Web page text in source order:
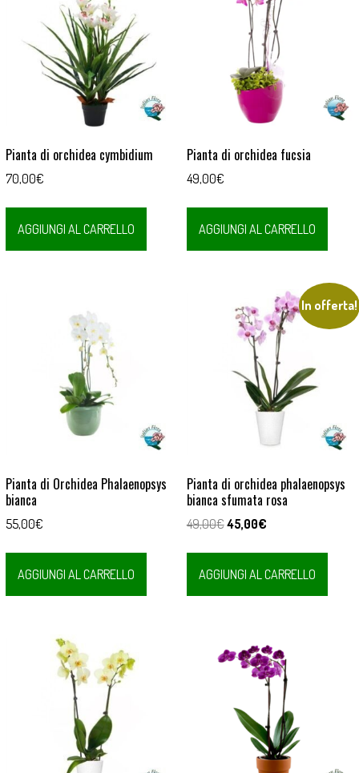
Pianta di orchidea cymbidium
70,00€
AGGIUNGI AL CARRELLO
Pianta di orchidea fucsia
49,00€
AGGIUNGI AL CARRELLO
Pianta di Orchidea Phalaenopsys
bianca
55,00€
AGGIUNGI AL CARRELLO
In offerta!
Pianta di orchidea phalaenopsys
bianca sfumata rosa
49,00€Il
era:
49,00€.
45,00€Il
è:
45,00€.
AGGIUNGI AL CARRELLO